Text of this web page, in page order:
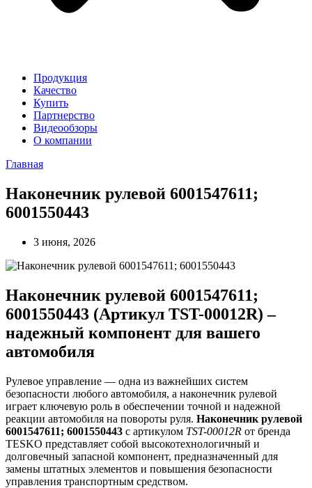
Продукция
Качество
Купить
Партнерство
Видеообзоры
О компании
Главная
Наконечник рулевой 6001547611;
6001550443
3 июня, 2026
Наконечник рулевой 6001547611;
6001550443 (Артикул TST-00012R) –
надежный компонент для вашего
автомобиля
Рулевое управление — одна из важнейших систем
безопасности любого автомобиля, а наконечник рулевой
играет ключевую роль в обеспечении точной и надежной
реакции автомобиля на повороты руля. Наконечник рулевой
6001547611; 6001550443 с артикулом TST-00012R от бренда
TESKO представляет собой высокотехнологичный и
долговечный запасной компонент, предназначенный для
замены штатных элементов и повышения безопасности
управления транспортным средством.